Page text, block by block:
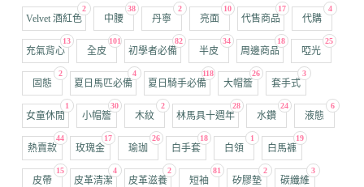
2
Velvet 酒紅色
38
中腰
2
丹寧
10
亮面
17
代售商品
4
代購
13
充氣背心
101
全皮
82
初學者必備
34
半皮
18
周邊商品
25
啞光
2
固態
4
夏日馬匹必備
118
夏日騎手必備
26
大帽簷
3
套手式
1
女童休閒
30
小帽簷
2
木紋
28
林馬具十週年
24
水鑽
6
液態
44
熱賣款
17
玫瑰金
26
瑜珈
18
白手套
1
白領
19
白馬褲
15
皮帶
4
皮革清潔
2
皮革滋養
81
短袖
2
矽膠墊
3
碳纖維